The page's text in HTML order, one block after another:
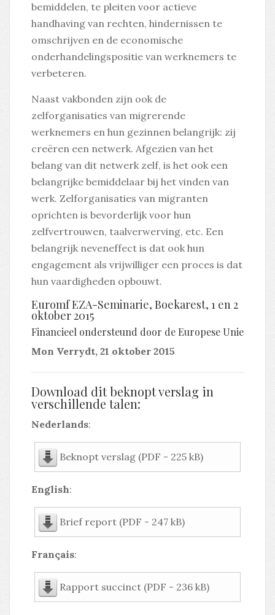
bemiddelen, te pleiten voor actieve
handhaving van rechten, hindernissen te
omschrijven en de economische
onderhandelingspositie van werknemers te
verbeteren.
Naast vakbonden zijn ook de
zelforganisaties van migrerende
werknemers en hun gezinnen belangrijk: zij
creëren een netwerk. Afgezien van het
belang van dit netwerk zelf, is het ook een
belangrijke bemiddelaar bij het vinden van
werk. Zelforganisaties van migranten
oprichten is bevorderlijk voor hun
zelfvertrouwen, taalverwerving, etc. Een
belangrijk neveneffect is dat ook hun
engagement als vrijwilliger een proces is dat
hun vaardigheden opbouwt.
Euromf EZA-Seminarie, Boekarest, 1 en 2
oktober 2015
Financieel ondersteund door de Europese Unie
Mon Verrydt, 21 oktober 2015
Download dit beknopt verslag in
verschillende talen:
Nederlands:
Beknopt verslag (PDF - 225 kB)
English:
Brief report (PDF - 247 kB)
Français:
Rapport succinct (PDF - 236 kB)